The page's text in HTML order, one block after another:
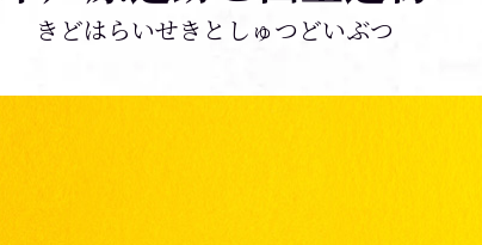
きどはらいせきとしゅつどいぶつ